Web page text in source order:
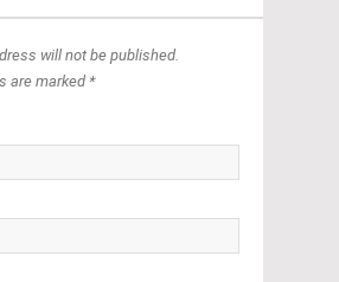
will not be published.
are marked *